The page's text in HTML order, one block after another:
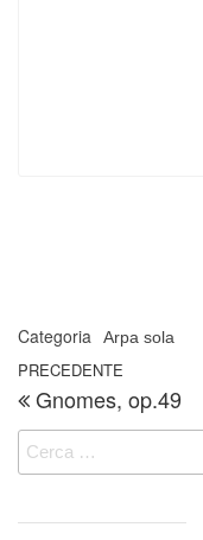
Categoria Arpa sola
Articolo precedente
PRECEDENTE
Gnomes, op.49
Ricerca per: